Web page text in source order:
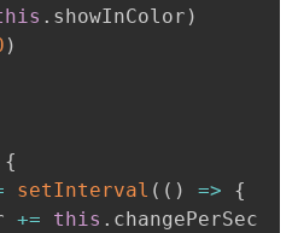
. showInColor )
)
{
setInterval ( ( ) =>
{
+= this . changePerSec